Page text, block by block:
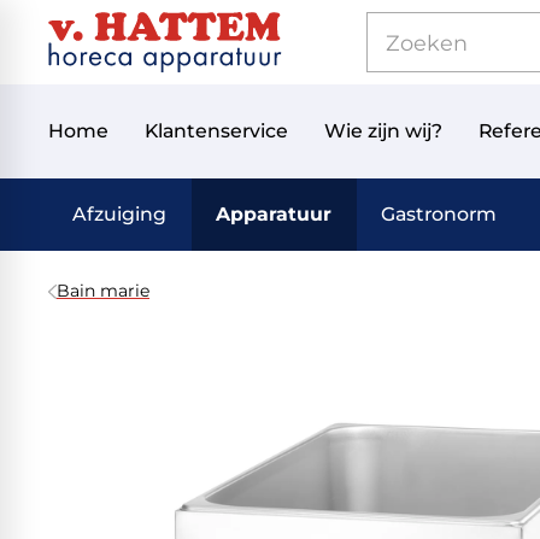
Home Klantenservice Wie zijn wij?
Afzuiging Apparatuur Gastronorm
Bain marie